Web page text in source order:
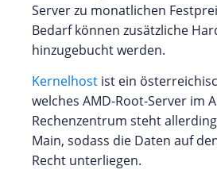
Server zu monatlichen
Bedarf können zusätzliche
hinzugebucht werden.
Kernelhost ist ein
welches AMD-Root-Server im
Rechenzentrum steht
Main, sodass die Daten auf
Recht unterliegen.